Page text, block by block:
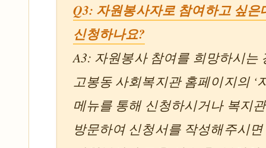
Q3: 자원봉사자로 참여하고 싶은
신청하나요?
A3: 자원봉사 참여를 희망하시는
고봉동 사회복지관 홈페이지의 ‘
메뉴를 통해 신청하시거나 복지
방문하여 신청서를 작성해주시